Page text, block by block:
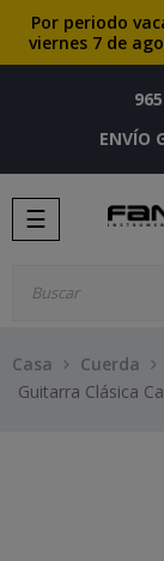
Por periodo
viernes 7 de
ENVÍO
Navegación
de
☰
Casa Cuerda
Guitarra Clásica